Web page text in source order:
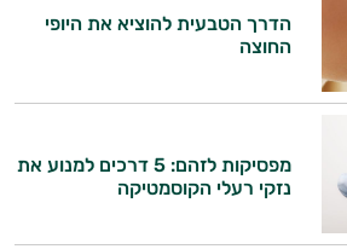
הדרך הטבעית להוציא את היופי
החוצה
מפסיקות לזהם: 5 דרכים למנוע את
נזקי רעלי הקוסמטיקה
לך להתאים את תוספי
הבריאות המדויקים למטרות
למקסם תוצאות גם בחיי היום
הכושר והספורט.
להתאים עבורך המלצות